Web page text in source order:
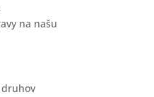
na našu
druhov